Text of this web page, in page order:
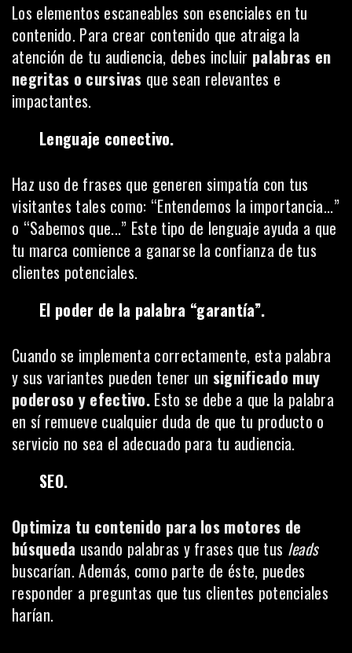
Los elementos escaneables son esenciales en tu
contenido. Para crear contenido que atraiga la
atención de tu audiencia, debes incluir palabras en
negritas o cursivas que sean relevantes e
impactantes.
Lenguaje conectivo.
Haz uso de frases que generen simpatía con tus
visitantes tales como: “Entendemos la importancia...”
o “Sabemos que...” Este tipo de lenguaje ayuda a que
tu marca comience a ganarse la confianza de tus
clientes potenciales.
El poder de la palabra “garantía”.
Cuando se implementa correctamente, esta palabra
y sus variantes pueden tener un significado muy
poderoso y efectivo. Esto se debe a que la palabra
en sí remueve cualquier duda de que tu producto o
servicio no sea el adecuado para tu audiencia.
SEO.
Optimiza tu contenido para los motores de
búsqueda usando palabras y frases que tus leads
buscarían. Además, como parte de éste, puedes
responder a preguntas que tus clientes potenciales
harían.